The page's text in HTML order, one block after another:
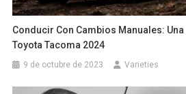
Conducir Con Cambios Manuales: Una
Toyota Tacoma 2024
9 de octubre de 2023 Varieties